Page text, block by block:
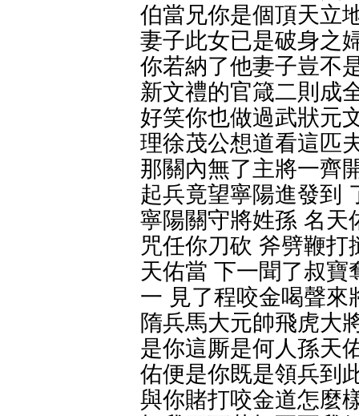
伯當兄你是個頂天立
妻子此女已是破身之
你若納了他妻子豈不
新文禮的官箴二則成
好笑你也做過武狀元
理徐茂公想道看這匹
那關內無了主將一齊
起兵竟望寧陽進發到
寧陽關守將姓孫 名天
咒任你刀砍 斧劈鞭
天佑當 下一聞了叔寶
一 見了程咬金喝聲來
隋兵馬大元帥飛虎大
是你這厮是何人孫天
佑便是你既是領兵到
與你賭打咬金道怎麼